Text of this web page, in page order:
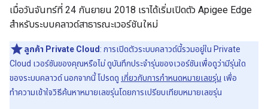
เมื่อวันจันทร์ที่ 24 กันยายน 2018 เราได้เริ่มเปิดตัว Apigee Edge
สำหรับระบบคลาวด์สาธารณะเวอร์ชันใหม่
ลูกค้า Private Cloud : การเปิดตัวระบบคลาวด์นี้รวมอยู่ใน Private
Cloud เวอร์ชันของคุณหรือไม่ ดูบันทึกประจำรุ่นของเวอร์ชันเพื่อดูว่ามีรุ่นใด
ของระบบคลาวด์ นอกจากนี้ โปรดดู เกี่ยวกับการกำหนดหมายเลขรุ่น เพื่อ
ทำความเข้าใจวิธีค้นหาหมายเลขรุ่นโดยการเปรียบเทียบหมายเลขรุ่น